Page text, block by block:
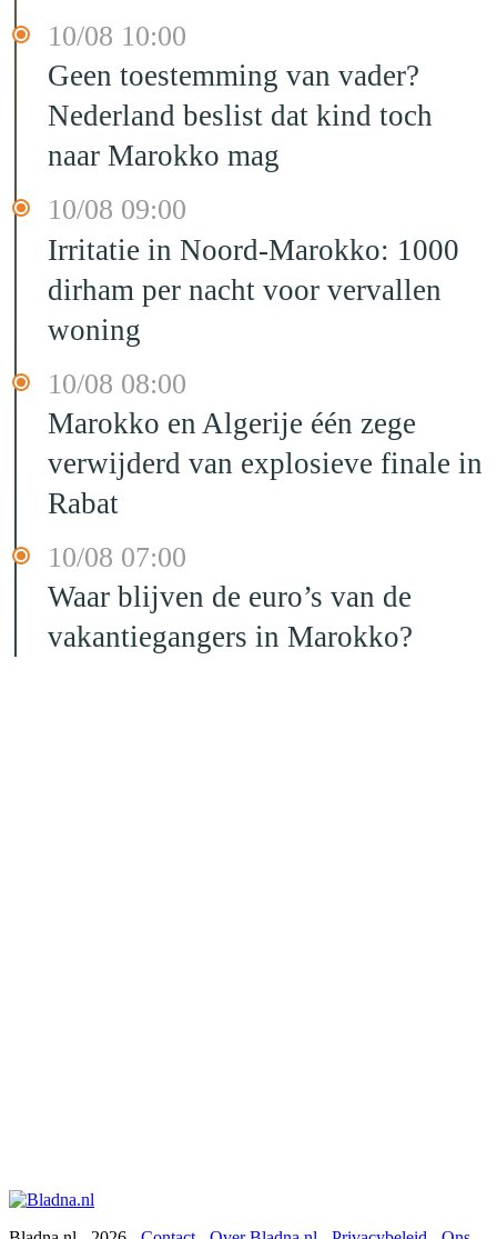
10/08 10:00
Geen toestemming van vader?
Nederland beslist dat kind toch
naar Marokko mag
10/08 09:00
Irritatie in Noord-Marokko: 1000
dirham per nacht voor vervallen
woning
10/08 08:00
Marokko en Algerije één zege
verwijderd van explosieve finale in
Rabat
10/08 07:00
Waar blijven de euro’s van de
vakantiegangers in Marokko?